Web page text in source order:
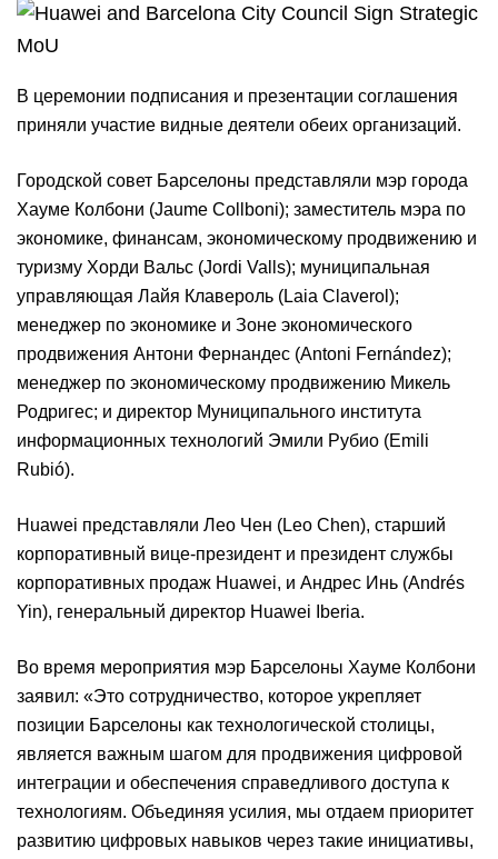
В церемонии подписания и презентации соглашения
приняли участие видные деятели обеих организаций.
Городской совет Барселоны представляли мэр города
Хауме Колбони (Jaume Collboni); заместитель мэра по
экономике, финансам, экономическому продвижению и
туризму Хорди Вальс (Jordi Valls); муниципальная
управляющая Лайя Клавероль (Laia Claverol);
менеджер по экономике и Зоне экономического
продвижения Антони Фернандес (Antoni Fernández);
менеджер по экономическому продвижению Микель
Родригес; и директор Муниципального института
информационных технологий Эмили Рубио (Emili
Rubió).
Huawei представляли Лео Чен (Leo Chen), старший
корпоративный вице-президент и президент службы
корпоративных продаж Huawei, и Андрес Инь (Andrés
Yin), генеральный директор Huawei Iberia.
Во время мероприятия мэр Барселоны Хауме Колбони
заявил: «Это сотрудничество, которое укрепляет
позиции Барселоны как технологической столицы,
является важным шагом для продвижения цифровой
интеграции и обеспечения справедливого доступа к
технологиям. Объединяя усилия, мы отдаем приоритет
развитию цифровых навыков через такие инициативы,